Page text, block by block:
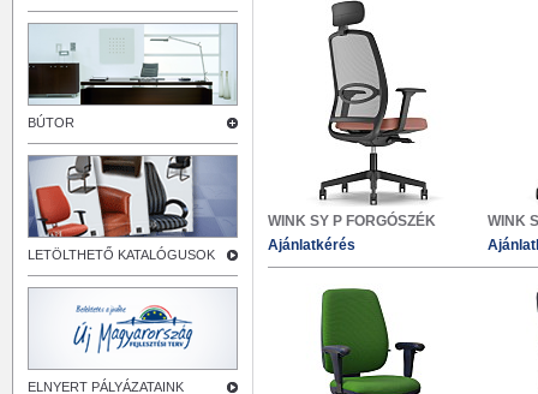
BÚTOR
LETÖLTHETŐ KATALÓGUSOK
ELNYERT PÁLYÁZATAINK
WINK SY P FORGÓSZÉK
Ajánlatkérés
WINK